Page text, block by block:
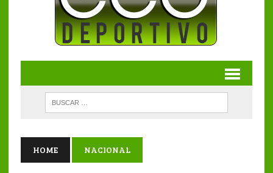
HOME NACIONAL